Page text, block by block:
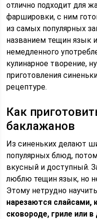
отлично подходит для
фаршировки, с ним
из самых популярных
названием тещин язык
немедленного
кулинарное творение,
приготовления
рецептуре.
Как
баклажанов
Из синеньких делают
популярных блюд,
вкусный и доступный.
люблю тещин язык, но
Этому нетрудно
нарезаются
сковороде, гриле или